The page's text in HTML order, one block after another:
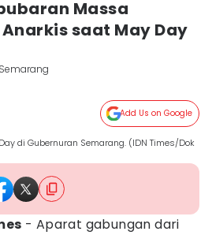
Massa
saat May Day
Add Us on Google
di Gubernuran Semarang. (IDN Times/Dok
- Aparat gabungan dari